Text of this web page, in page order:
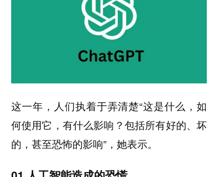
这一年，人们执着于弄清楚“这是什么，如
何使用它，有什么影响？包括所有好的、坏
的，甚至恐怖的影响”，她表示。